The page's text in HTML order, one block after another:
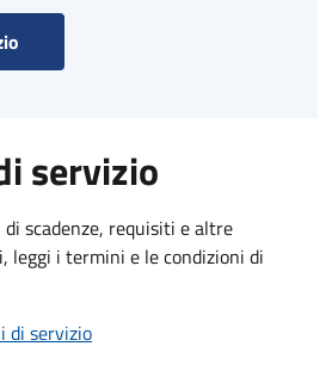
servizio
scadenze, requisiti e altre
leggi i termini e le condizioni di
di servizio